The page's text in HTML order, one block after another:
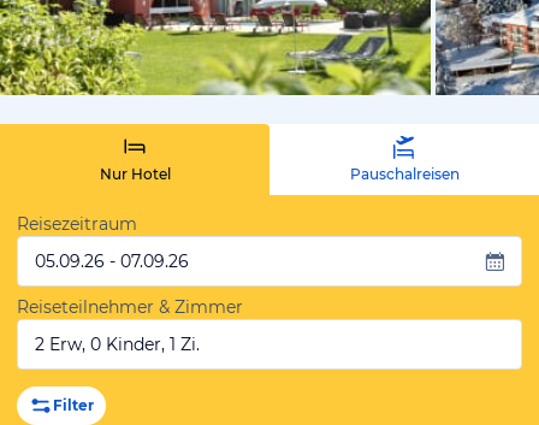
vom
Nur Hotel Pauschalreisen
Reisezeitraum
05.09.26 - 07.09.26
Reiseteilnehmer & Zimmer
2 Erw, 0 Kinder, 1 Zi.
Filter